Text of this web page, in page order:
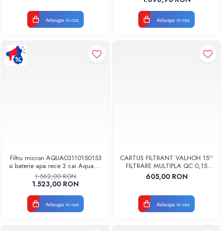
Adauga in cos Adauga in cos
Filtru micron AQUA03110150153
si baterie apa rece 3 cai Aquapur
Valhoh Valrom
1.562,00 RON
1.523,00 RON
Adauga in cos
CARTUS FILTRANT VALHOH 15''
FILTRARE MULTIPLA QC 0,15
MICRONI
605,00 RON
Adauga in cos